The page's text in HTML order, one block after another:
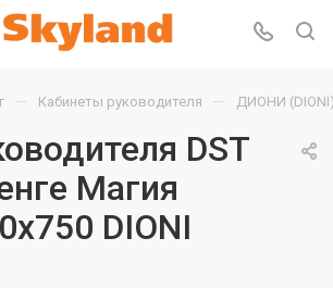
— Кабинеты руководителя — ДИОНИ
DST
Магия
DIONI